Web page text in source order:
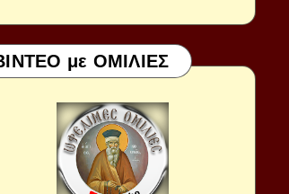
με ΟΜΙΛΙΕΣ